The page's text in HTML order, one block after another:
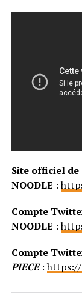
Site officiel de
NOODLE :
Compte
NOODLE :
Compte
PIECE :https://